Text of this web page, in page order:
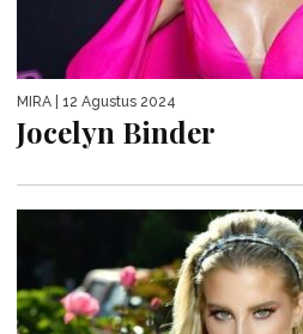
MIRA | 12 Agustus 2024
Jocelyn Binder